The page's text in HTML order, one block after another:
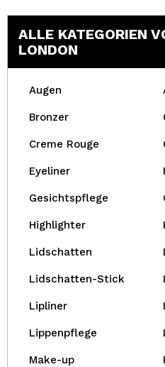
ALLE KATEGORIEN
LONDON
Augen
Bronzer
Creme Rouge
Eyeliner
Gesichtspflege
Highlighter
Lidschatten
Lidschatten-Stick
Lipliner
Lippenpflege
Make-up